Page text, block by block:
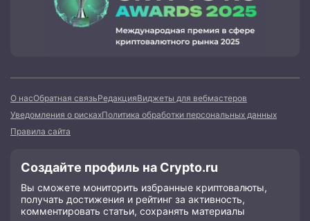
О насОбратная связьРедакцияВиджеты для вебмастеров
Уведомления о рискахПолитика обработки персональных данных
Правила сайта
Создайте профиль на Crypto.ru
Вы сможете мониторить избранные криптовалюты,
получать достижения и рейтинг за активность,
комментировать статьи, сохранять материалы